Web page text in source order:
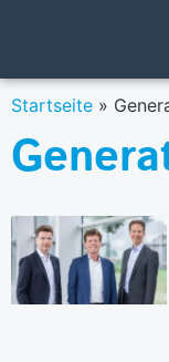
Startseite »